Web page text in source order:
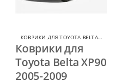
КОВРИКИ ДЛЯ TOYOTA BELTA
,КОВРИКИ ДЛЯ
Коврики для
Toyota Belta XP90
2005-2009